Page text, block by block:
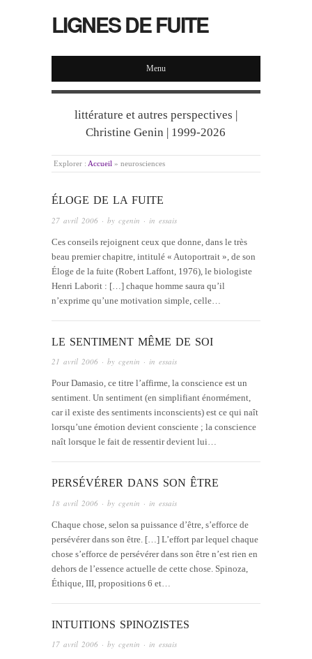
LIGNES DE FUITE
Menu
littérature et autres perspectives |
Christine Genin | 1999-2026
Explorer : Accueil » neurosciences
ÉLOGE DE LA FUITE
27 avril 2006 · by cgenin · in essais
Ces conseils rejoignent ceux que donne, dans le très
beau premier chapitre, intitulé « Autoportrait », de son
Éloge de la fuite (Robert Laffont, 1976), le biologiste
Henri Laborit : […] chaque homme saura qu’il
n’exprime qu’une motivation simple, celle…
LE SENTIMENT MÊME DE SOI
21 avril 2006 · by cgenin · in essais
Pour Damasio, ce titre l’affirme, la conscience est un
sentiment. Un sentiment (en simplifiant énormément,
car il existe des sentiments inconscients) est ce qui naît
lorsqu’une émotion devient consciente ; la conscience
naît lorsque le fait de ressentir devient lui…
PERSÉVÉRER DANS SON ÊTRE
18 avril 2006 · by cgenin · in essais
Chaque chose, selon sa puissance d’être, s’efforce de
persévérer dans son être. […] L’effort par lequel chaque
chose s’efforce de persévérer dans son être n’est rien en
dehors de l’essence actuelle de cette chose. Spinoza,
Éthique, III, propositions 6 et…
INTUITIONS SPINOZISTES
17 avril 2006 · by cgenin · in essais